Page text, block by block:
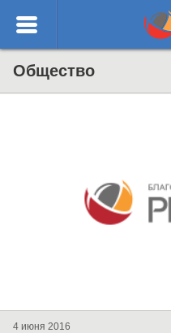
Общество
4 июня 2016
English
О ФОНДЕ